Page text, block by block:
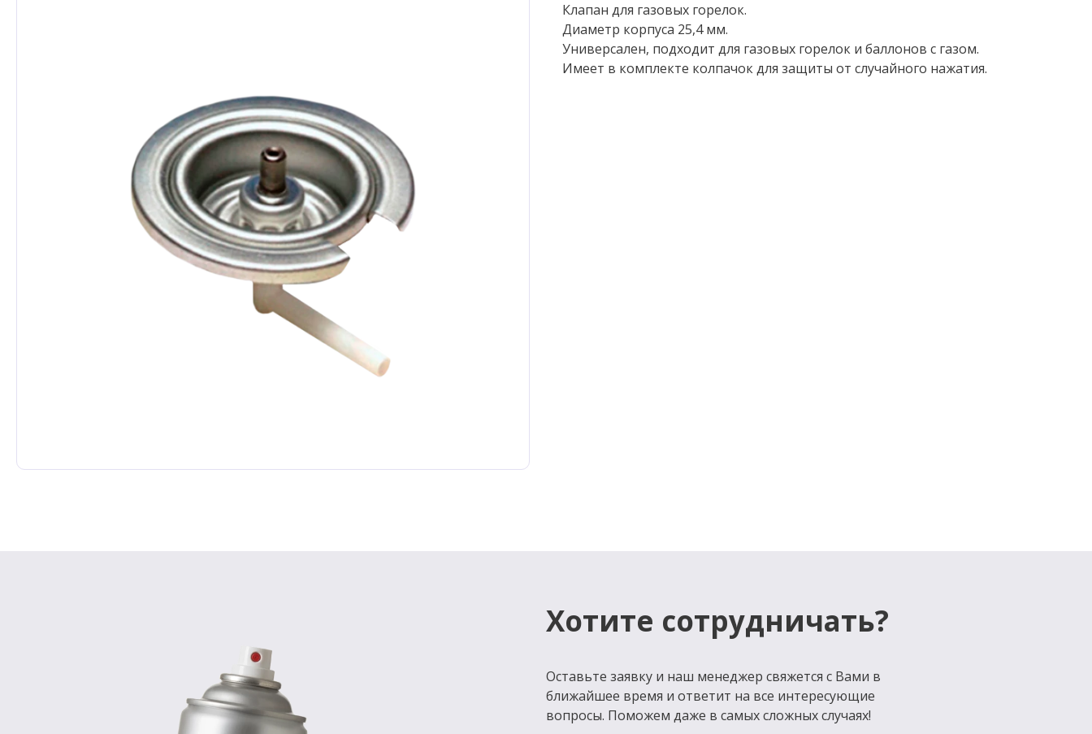
Клапан для газовых горелок.
Диаметр корпуса 25,4 мм.
Универсален, подходит для газовых горелок и баллонов с газом.
Имеет в комплекте колпачок для защиты от случайного нажатия.
Хотите сотрудничать?
Оставьте заявку и наш менеджер свяжется с Вами в
ближайшее время и ответит на все интересующие
вопросы. Поможем даже в самых сложных случаях!